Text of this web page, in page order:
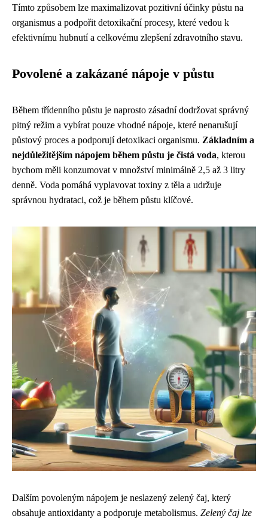
Tímto způsobem lze maximalizovat pozitivní účinky půstu na
organismus a podpořit detoxikační procesy, které vedou k
efektivnímu hubnutí a celkovému zlepšení zdravotního stavu.
Povolené a zakázané nápoje v půstu
Během třídenního půstu je naprosto zásadní dodržovat správný
pitný režim a vybírat pouze vhodné nápoje, které nenarušují
půstový proces a podporují detoxikaci organismu. Základním a
nejdůležitějším nápojem během půstu je čistá voda, kterou
bychom měli konzumovat v množství minimálně 2,5 až 3 litry
denně. Voda pomáhá vyplavovat toxiny z těla a udržuje
správnou hydrataci, což je během půstu klíčové.
Dalším povoleným nápojem je neslazený zelený čaj, který
obsahuje antioxidanty a podporuje metabolismus. Zelený čaj lze